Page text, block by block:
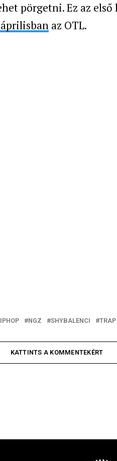
pörgetni. Ez az első
az OTL.
NGZ SHYBALENCI TRAP
KATTINTS A KOMMENTEKÉRT